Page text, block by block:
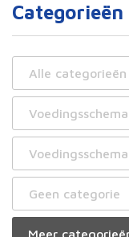
Categorieën
Alle categorieën
Geen categorie